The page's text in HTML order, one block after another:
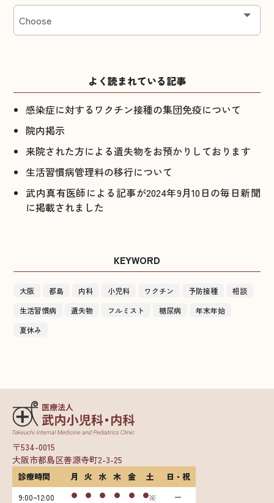
よく読まれている記事
感染症に対するワクチン接種の集団免疫について
院内掲示
来院された方による遺失物をお預かりしております
生活習慣病管理料の移行について
武内真有医師による記事が2024年9月10日の毎日新聞
に掲載されました
KEYWORD
大阪 都島 内科 小児科 ワクチン 予防接種
相談
生活習慣病
遺失物 フルミスト 糖尿病
年末年始
夏休み
〒534-0015
大阪市都島区善源寺町2-3-25
診療時間 月 火 水 木 金 土 日・祝
9:00~12:00 ※